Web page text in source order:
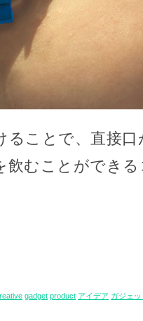
ることで、直接
飲むことができ
gadget product アイデア ガジェッ